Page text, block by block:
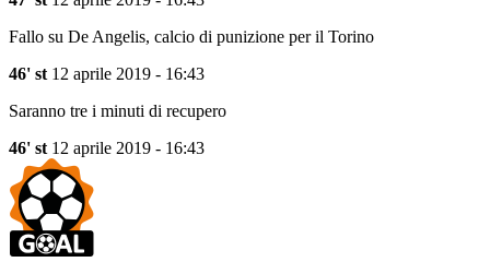
Fallo su De Angelis, calcio di punizione per il Torino
46' st 12 aprile 2019 - 16:43
Saranno tre i minuti di recupero
46' st 12 aprile 2019 - 16:43